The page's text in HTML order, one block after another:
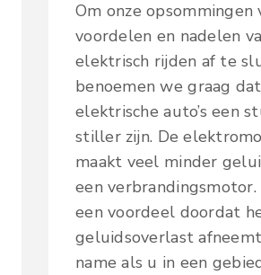
Om onze opsommingen
voordelen en nadelen
elektrisch rijden af te
benoemen we graag dat
elektrische auto’s een
stiller zijn. De
maakt veel minder
een verbrandingsmotor.
een voordeel doordat
geluidsoverlast
name als u in een